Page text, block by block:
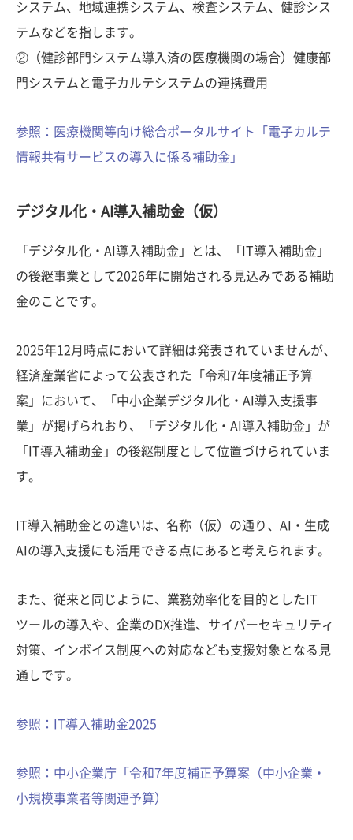
システム、地域連携システム、検査システム、健診シス
テムなどを指します。
②（健診部門システム導入済の医療機関の場合）健康部
門システムと電子カルテシステムの連携費用
参照：医療機関等向け総合ポータルサイト「電子カルテ
情報共有サービスの導入に係る補助金」
デジタル化・AI導入補助金（仮）
「デジタル化・AI導入補助金」とは、「IT導入補助金」
の後継事業として2026年に開始される見込みである補助
金のことです。
2025年12月時点において詳細は発表されていませんが、
経済産業省によって公表された「令和7年度補正予算
案」において、「中小企業デジタル化・AI導入支援事
業」が掲げられおり、「デジタル化・AI導入補助金」が
「IT導入補助金」の後継制度として位置づけられていま
す。
IT導入補助金との違いは、名称（仮）の通り、AI・生成
AIの導入支援にも活用できる点にあると考えられます。
また、従来と同じように、業務効率化を目的としたIT
ツールの導入や、企業のDX推進、サイバーセキュリティ
対策、インボイス制度への対応なども支援対象となる見
通しです。
参照：IT導入補助金2025
参照：中小企業庁「令和7年度補正予算案（中小企業・
小規模事業者等関連予算）